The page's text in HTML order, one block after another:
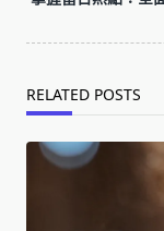
text">Page</
RELATED POSTS